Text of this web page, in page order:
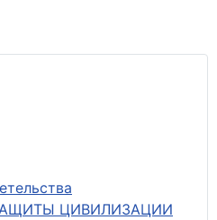
ЦИВИЛИЗАЦИИ